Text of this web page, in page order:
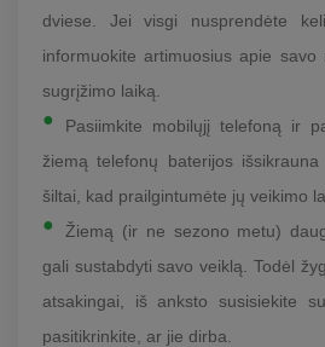
dviese. Jei visgi nusprendėte
informuokite artimuosius apie
sugrįžimo laiką.
Pasiimkite mobilųjį telefoną ir
žiemą telefonų baterijos
šiltai, kad prailgintumėte jų veikimo
Žiemą (ir ne sezono metu)
gali sustabdyti savo veiklą. Todėl
atsakingai, iš anksto susisiekite
pasitikrinkite, ar jie dirba.